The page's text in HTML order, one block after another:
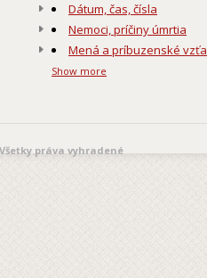
Dátum, čas, čísla
Nemoci, príčiny úmrtia
Mená a príbuzenské
Show more
práva vyhradené